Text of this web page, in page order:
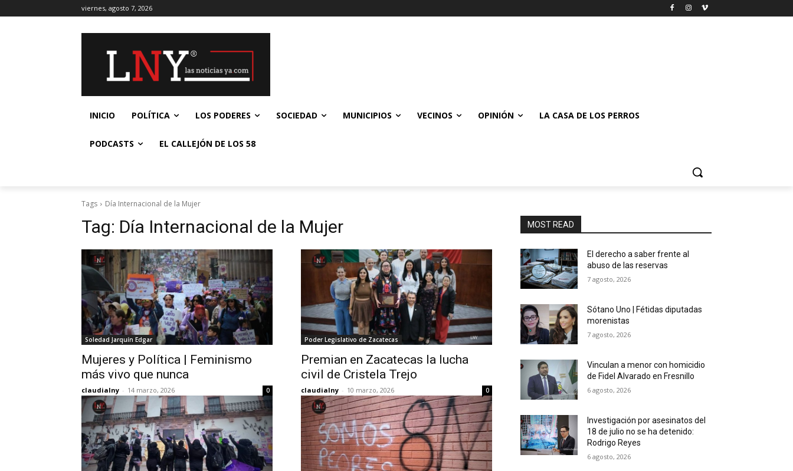
viernes, agosto 7, 2026
INICIO POLÍTICA LOS PODERES SOCIEDAD MUNICIPIOS VECINOS OPINIÓN LA CASA DE LOS PERROS
PODCASTS EL CALLEJÓN DE LOS 58
Tags Día Internacional de la Mujer
Tag: Día Internacional de la Mujer
Soledad Jarquín Edgar
Mujeres y Política | Feminismo
más vivo que nunca
claudialny - 14 marzo, 2026 0
Poder Legislativo de Zacatecas
Premian en Zacatecas la lucha
civil de Cristela Trejo
claudialny - 10 marzo, 2026 0
MOST READ
El derecho a saber frente al
abuso de las reservas
7 agosto, 2026
Sótano Uno | Fétidas diputadas
morenistas
7 agosto, 2026
Vinculan a menor con homicidio
de Fidel Alvarado en Fresnillo
6 agosto, 2026
Investigación por asesinatos del
18 de julio no se ha detenido:
Rodrigo Reyes
6 agosto, 2026